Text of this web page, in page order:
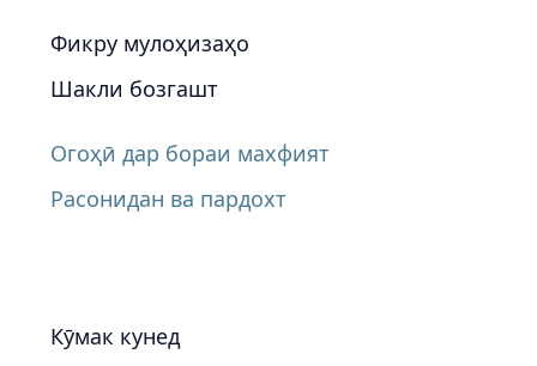
Фикру мулоҳизаҳо
Шакли бозгашт
Огоҳӣ дар бораи махфият
Расонидан ва пардохт
Кӯмак кунед